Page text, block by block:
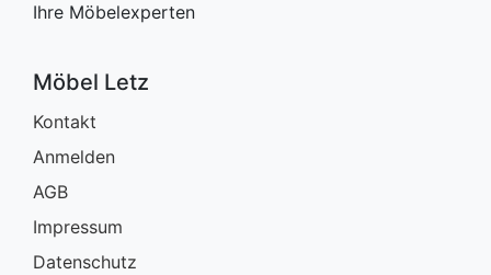
Ihre Möbelexperten
Möbel Letz
Kontakt
Anmelden
AGB
Impressum
Datenschutz